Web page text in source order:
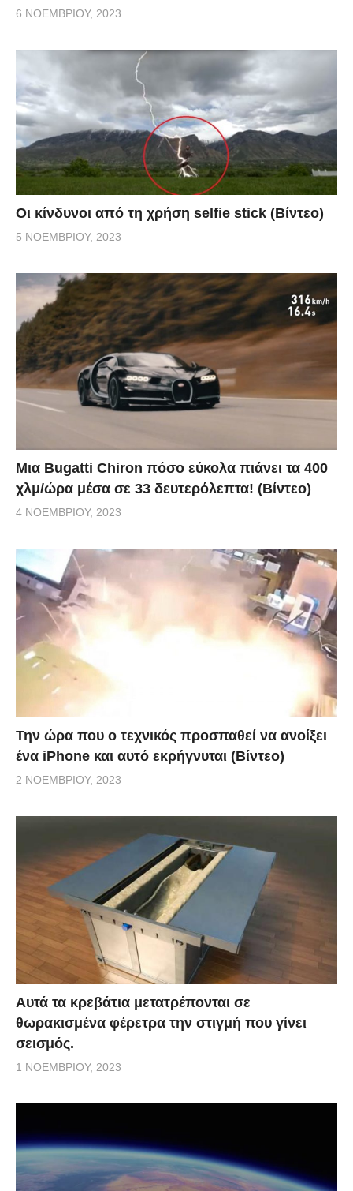
6 ΝΟΕΜΒΡΊΟΥ, 2023
Οι κίνδυνοι από τη χρήση selfie stick (Βίντεο)
5 ΝΟΕΜΒΡΊΟΥ, 2023
Μια Bugatti Chiron πόσο εύκολα πιάνει τα 400
χλμ/ώρα μέσα σε 33 δευτερόλεπτα! (Βίντεο)
4 ΝΟΕΜΒΡΊΟΥ, 2023
Την ώρα που ο τεχνικός προσπαθεί να ανοίξει
ένα iPhone και αυτό εκρήγνυται (Βίντεο)
2 ΝΟΕΜΒΡΊΟΥ, 2023
Αυτά τα κρεβάτια μετατρέπονται σε
θωρακισμένα φέρετρα την στιγμή που γίνει
σεισμός.
1 ΝΟΕΜΒΡΊΟΥ, 2023